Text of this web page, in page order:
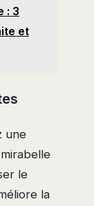
: 3
et
une
le
la